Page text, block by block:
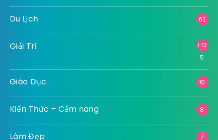
Du Lịch 62
Giải Trí
1.13
5
Giáo Dục 10
Kiến Thức – Cẩm nang 8
Làm Đẹp 7